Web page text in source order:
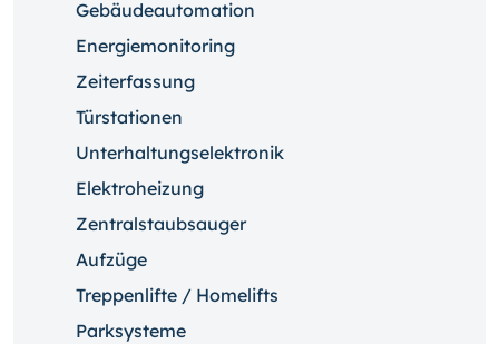
Gebäudeautomation
Energiemonitoring
Zeiterfassung
Türstationen
Unterhaltungselektronik
Elektroheizung
Zentralstaubsauger
Aufzüge
Treppenlifte / Homelifts
Parksysteme